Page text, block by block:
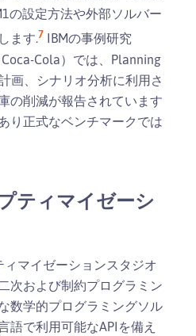
の設定方法や外部ソルバー
ます.7 IBMの事例研究
Cola）では、Planning
画、シナリオ分析に利用さ
の削減が報告されています
り正式なベンチマークでは
ティマイゼーシ
ィマイゼーションスタジオ
次および制約プログラミン
数学的プログラミングソル
語で利用可能なAPIを備え